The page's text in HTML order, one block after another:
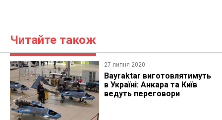
Читайте також
27 липня 2020
Bayraktar виготовлятимуть
в Україні: Анкара та Київ
ведуть переговори